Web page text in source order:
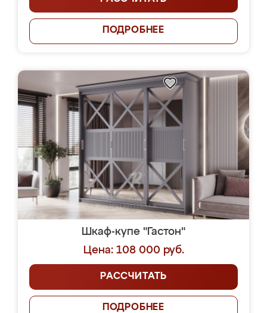
ПОДРОБНЕЕ
Шкаф-купе "Гастон"
Цена: 108 000 руб.
РАССЧИТАТЬ
ПОДРОБНЕЕ